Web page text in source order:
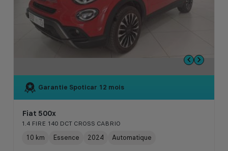
Garantie Spoticar 12 mois
Fiat 500x
1.4 FIRE 140 DCT CROSS CABRIO
10 km Essence 2024 Automatique